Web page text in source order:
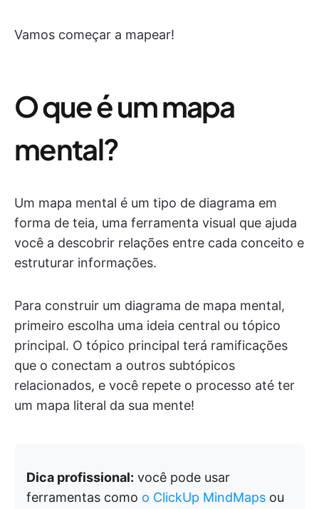
Vamos começar a mapear!
O que é um mapa
mental?
Um mapa mental é um tipo de diagrama em
forma de teia, uma ferramenta visual que ajuda
você a descobrir relações entre cada conceito e
estruturar informações.
Para construir um diagrama de mapa mental,
primeiro escolha uma ideia central ou tópico
principal. O tópico principal terá ramificações
que o conectam a outros subtópicos
relacionados, e você repete o processo até ter
um mapa literal da sua mente!
Dica profissional: você pode usar
ferramentas como o ClickUp MindMaps ou